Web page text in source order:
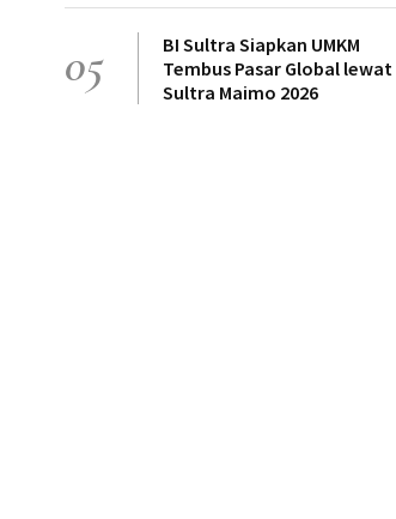
05
BI Sultra Siapkan UMKM
Tembus Pasar Global lewat
Sultra Maimo 2026